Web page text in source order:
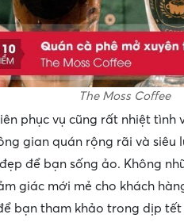
The Moss Coffee
phục vụ cũng rất nhiệt tình
gian quán rộng rãi và siêu
để bạn sống ảo. Không
giác mới mẻ cho khách
bạn tham khảo trong dịp tết